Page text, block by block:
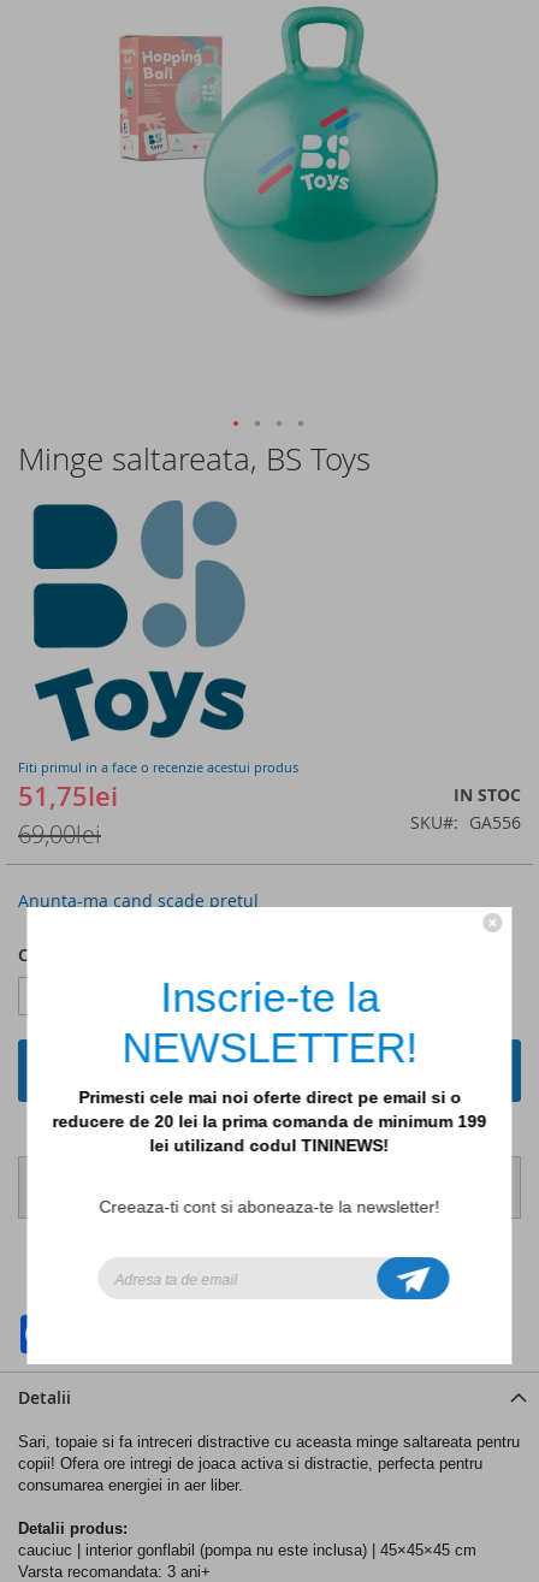
Inscrie-te la
NEWSLETTER!
Primesti cele mai noi oferte direct pe email si o
reducere de 20 lei la prima comanda de minimum 199
lei utilizand codul TININEWS!
Creeaza-ti cont si aboneaza-te la newsletter!
Minge saltareata, BS Toys
Fiti primul in a face o recenzie acestui produs
51,75lei
69,00lei
IN STOC
SKU
GA556
Anunta-ma cand scade pretul
Cantitate
ADAUGA IN COS
expediate in aceeasi zi lucratoare!
ADAUGATI LA LISTA DE DORINTE
ADAUGATI PENTRU COMPARARE
Skip
to
the
the
images
Detalii
Sari, topaie si fa intreceri distractive cu aceasta minge saltareata pentru
copii! Ofera ore intregi de joaca activa si distractie, perfecta pentru
consumarea energiei in aer liber.
Detalii produs:
cauciuc | interior gonflabil (pompa nu este inclusa) | 45×45×45 cm
Varsta recomandata: 3 ani+